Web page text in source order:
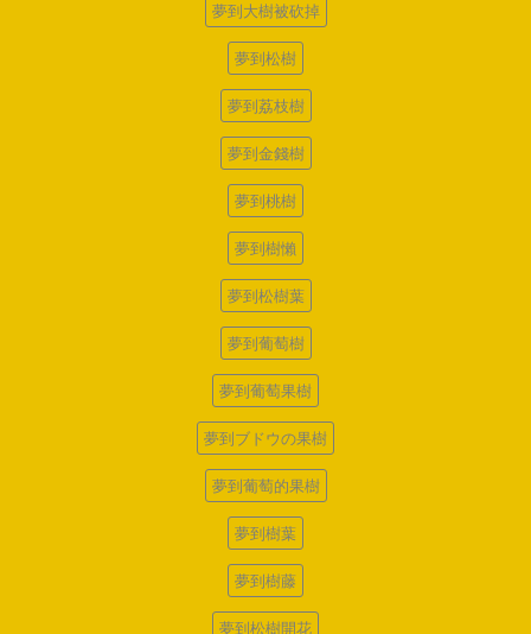
夢到大樹被砍掉
夢到松樹
夢到荔枝樹
夢到金錢樹
夢到桃樹
夢到樹懶
夢到松樹葉
夢到葡萄樹
夢到葡萄果樹
夢到ブドウの果樹
夢到葡萄的果樹
夢到樹葉
夢到樹藤
夢到松樹開花